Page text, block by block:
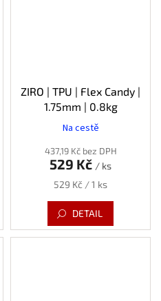
ZIRO | TPU | Flex Candy |
1.75mm | 0.8kg
Na cestě
437,19 Kč bez DPH
529 Kč / ks
Měrná
529 Kč / 1 ks
DETAIL